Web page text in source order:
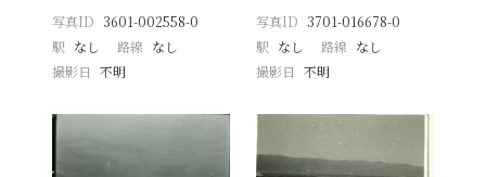
写真ID 3601-002558-0
駅 なし 路線 なし
撮影日
不明
写真ID 3701-016678-0
駅 なし 路線 なし
撮影日 不明